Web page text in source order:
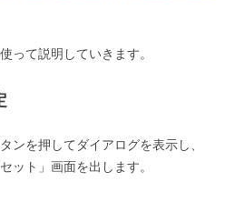
って説明していきます。
ンを押してダイアログを表示し、
ット」画面を出します。